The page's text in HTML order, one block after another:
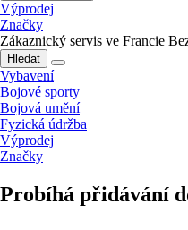
Výprodej
Značky
Zákaznický servis ve Francie
Hledat
Vybavení
Bojové sporty
Bojová umění
Fyzická údržba
Výprodej
Značky
Probíhá přidávání